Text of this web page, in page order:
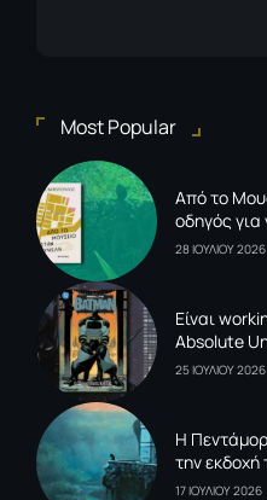
Most Popular
Από το
οδηγός
28 ΙΟΥΛΙΟΥ 2026
Είναι
Absolute
25 ΙΟΥΛΙΟΥ 2026
Η
την εκδοχή
17 ΙΟΥΛΙΟΥ 2026